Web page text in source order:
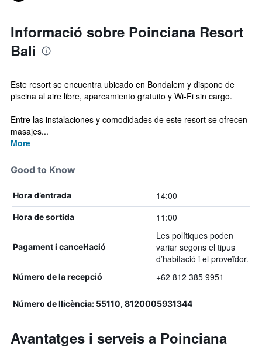
Informació sobre Poinciana Resort
Bali
Este resort se encuentra ubicado en Bondalem y dispone de
piscina al aire libre, aparcamiento gratuito y Wi-Fi sin cargo.
Entre las instalaciones y comodidades de este resort se ofrecen
masajes...
More
Good to Know
Hora d’entrada 14:00
Hora de sortida 11:00
Pagament i cancel·lació
Les polítiques poden
variar segons el tipus
d’habitació i el proveïdor.
Número de la recepció +62 812 385 9951
Número de llicència: 55110, 8120005931344
Avantatges i serveis a Poinciana